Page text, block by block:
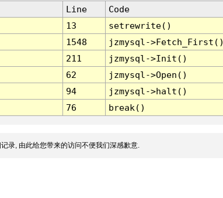
Line
Code
13
setrewrite()
1548
jzmysql-
211
jzmysql->Init()
62
jzmysql->Open()
94
jzmysql->halt()
76 break()
录, 由此给您带来的访问不便我们深感歉意.